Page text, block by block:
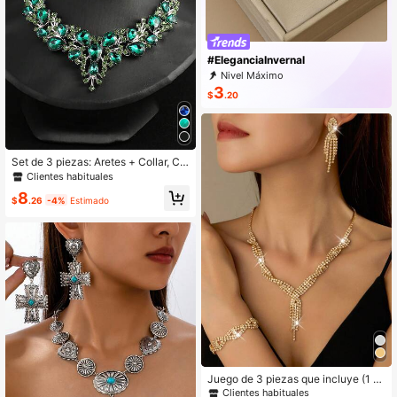
Set de 3 piezas: Aretes + Collar, Co
njunto de joyas elegante, Incrustad
curo, Adecuado para decoración de
Clientes habituales
$8.26 -4% Estimado
#EleganciaInvernal
Nivel Máximo
$3.20
Juego de 3 piezas que incluye (1 c
ollar + 1 par de pendientes + 1 pulse
Clientes habituales